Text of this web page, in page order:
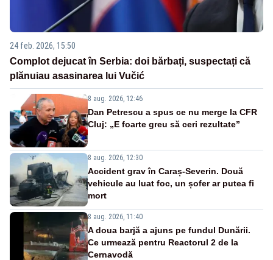
24 feb. 2026, 15:50
Complot dejucat în Serbia: doi bărbați, suspectați că
plănuiau asasinarea lui Vučić
8 aug. 2026, 12:46
Dan Petrescu a spus ce nu merge la CFR
Cluj: „E foarte greu să ceri rezultate”
8 aug. 2026, 12:30
Accident grav în Caraș-Severin. Două
vehicule au luat foc, un șofer ar putea fi
mort
8 aug. 2026, 11:40
A doua barjă a ajuns pe fundul Dunării.
Ce urmează pentru Reactorul 2 de la
Cernavodă